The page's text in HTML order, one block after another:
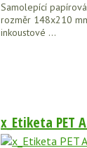
Samolepící
rozměr 148x210
inkoustové ...
x_Etiketa PET